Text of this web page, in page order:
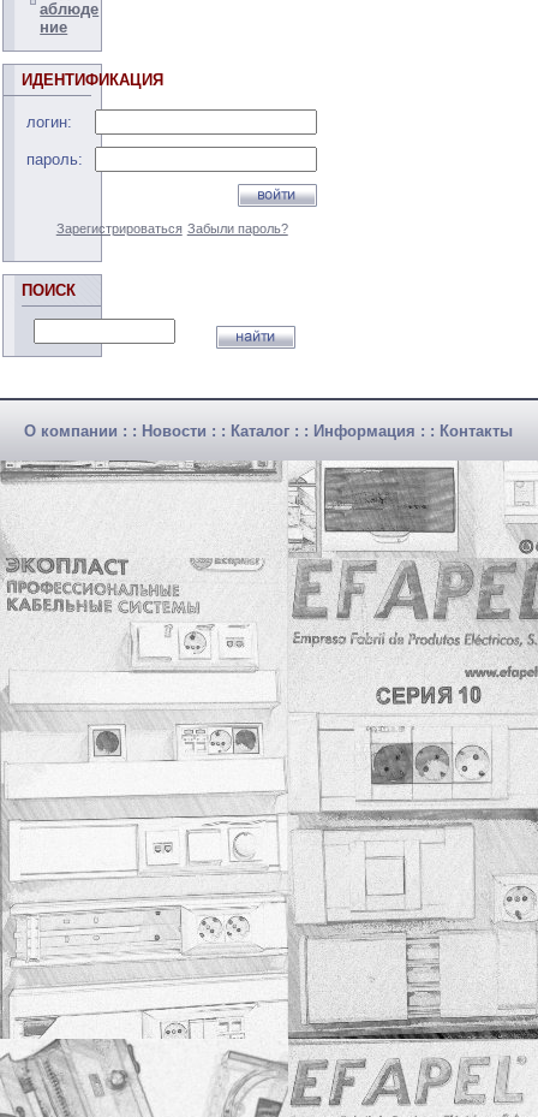
аблюде
ние
ИДЕНТИФИКАЦИЯ
логин:
пароль:
Зарегистрироваться Забыли пароль?
ПОИСК
О компании : : Новости : : Каталог : : Информация : : Контакты